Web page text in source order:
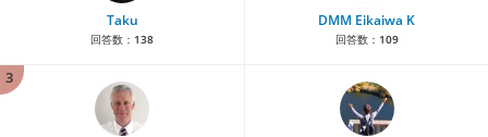
Taku
回答数： 138
DMM Eikaiwa K
回答数： 109
3